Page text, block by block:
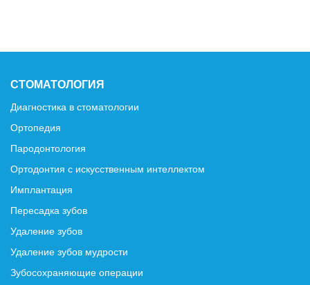
СТОМАТОЛОГИЯ
Диагностика в стоматологии
Ортопедия
Пародонтология
Ортодонтия с искусственным интеллектом
Имплантация
Пересадка зубов
Удаление зубов
Удаление зубов мудрости
Зубосохраняющие операции